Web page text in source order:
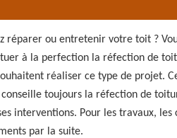
réparer ou entretenir votre toit ?
à la perfection la réfection de
réaliser ce type de projet.
conseille toujours la réfection de
interventions. Pour les travaux,
par la suite.